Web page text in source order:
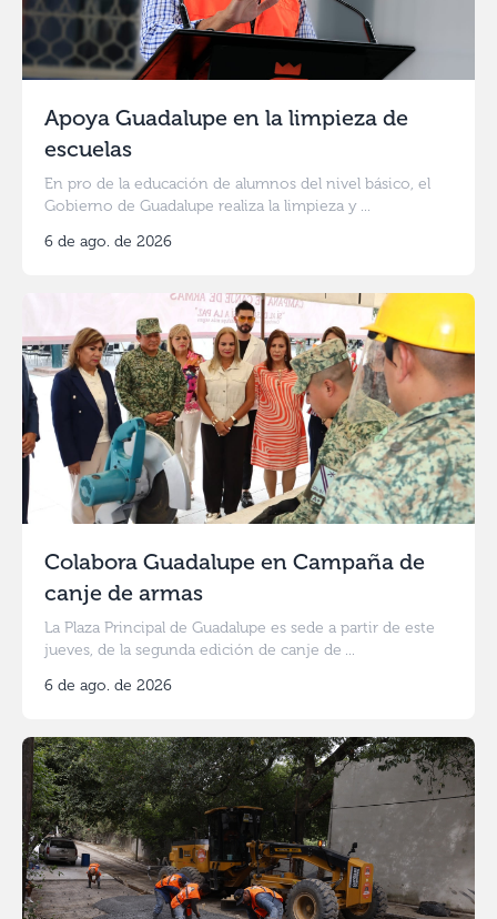
Apoya Guadalupe en la limpieza de
escuelas
En pro de la educación de alumnos del nivel básico, el
Gobierno de Guadalupe realiza la limpieza y ...
6 de ago. de 2026
Colabora Guadalupe en Campaña de
canje de armas
La Plaza Principal de Guadalupe es sede a partir de este
jueves, de la segunda edición de canje de ...
6 de ago. de 2026